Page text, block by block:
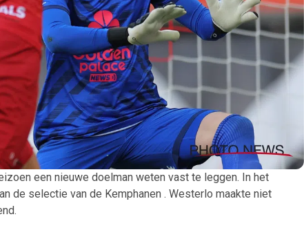
een nieuwe doelman weten vast te leggen. In het
de selectie van de Kemphanen . Westerlo maakte niet